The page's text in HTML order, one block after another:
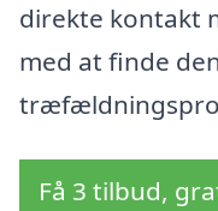
direkte kontakt
med at finde
Få 3 tilbud,